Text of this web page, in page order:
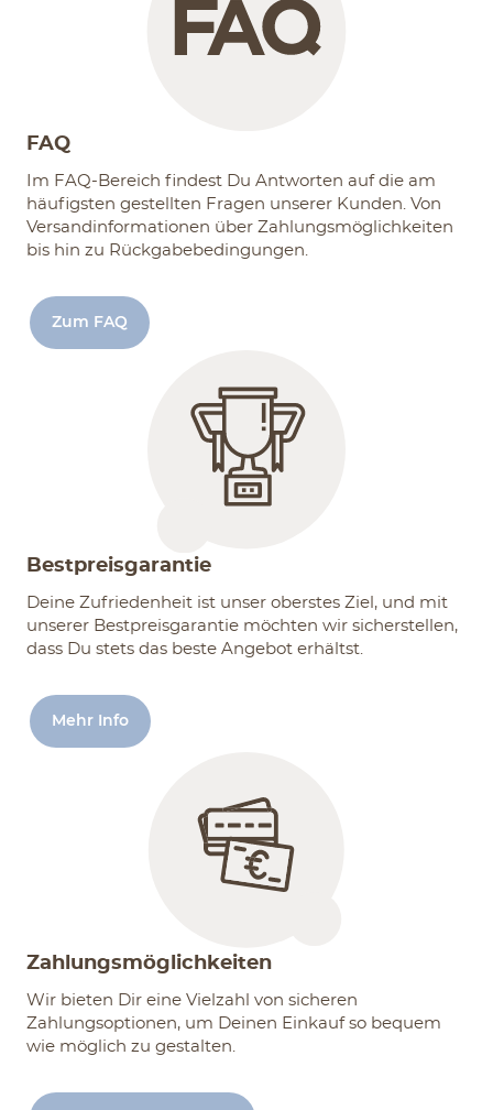
FAQ
Im FAQ-Bereich findest Du Antworten auf die am
häufigsten gestellten Fragen unserer Kunden. Von
Versandinformationen über Zahlungsmöglichkeiten
bis hin zu Rückgabe­bedingungen.
Zum FAQ
Bestpreisgarantie
Deine Zufriedenheit ist unser oberstes Ziel, und mit
unserer Bestpreisgarantie möchten wir sicherstellen,
dass Du stets das beste Angebot erhältst.
Mehr Info
Zahlungsmöglichkeiten
Wir bieten Dir eine Vielzahl von sicheren
Zahlungsoptionen, um Deinen Einkauf so bequem
wie möglich zu gestalten.